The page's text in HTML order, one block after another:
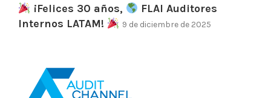
¡Felices 30 años,
FLAI Auditores
Internos LATAM!
9 de diciembre de 2025